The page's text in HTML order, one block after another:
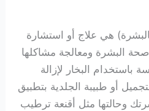
هي علاج أو استشارة
البشرة ومعالجة مشاكلها
باستخدام البخار لإزالة
أو طبيبة الجلدية بتطبيق
وحالتها مثل أقنعة ترطيب